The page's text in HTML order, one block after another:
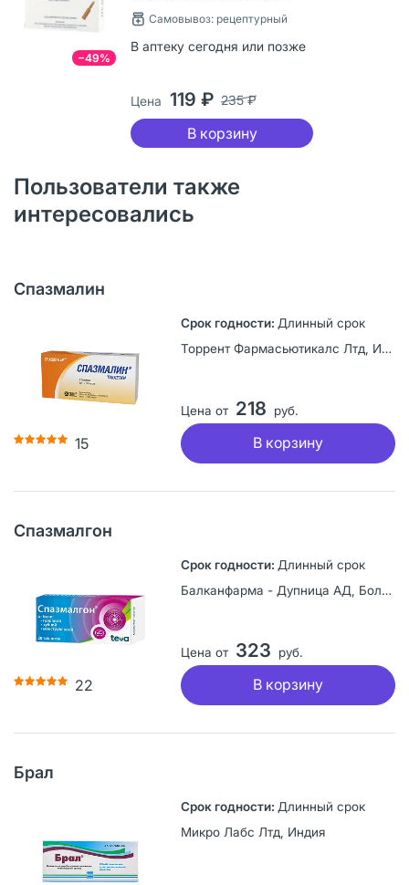
−49%
Самовывоз: рецептурный
В аптеку сегодня или позже
Цена 119 ₽ 235 ₽
В корзину
Пользователи также
интересовались
Спазмалин
15
Длинный срок
Торрент Фармасьютикалс Лтд, Индия
Цена от 218 руб.
В корзину
Спазмалгон
22
Длинный срок
Балканфарма - Дупница АД, Болгария
Цена от 323 руб.
В корзину
Брал
Длинный срок
Микро Лабс Лтд, Индия